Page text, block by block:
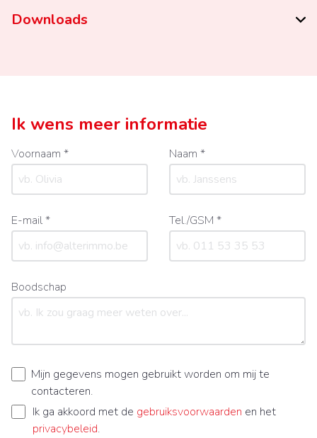
Downloads
Ik wens meer informatie
Voornaam * Naam *
E-mail * Tel./GSM *
Boodschap
Mijn gegevens mogen gebruikt worden om mij te
contacteren.
Ik ga akkoord met de gebruiksvoorwaarden en het
privacybeleid.